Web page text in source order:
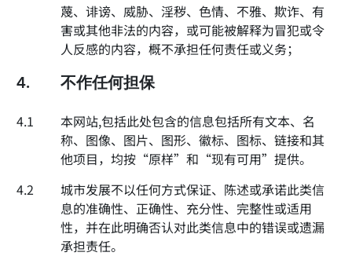
蔑、诽谤、威胁、淫秽、色情、不雅、欺诈、有
害或其他非法的内容，或可能被解释为冒犯或令
人反感的内容，概不承担任何责任或义务；
4. 不作任何担保
4.1
本网站,包括此处包含的信息包括所有文本、名
称、图像、图片、图形、徽标、图标、链接和其
他项目，均按“原样”和“现有可用”提供。
4.2
城市发展不以任何方式保证、陈述或承诺此类信
息的准确性、正确性、充分性、完整性或适用
性，并在此明确否认对此类信息中的错误或遗漏
承担责任。